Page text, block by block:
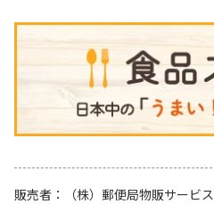
販売者
（株）郵便局物販サービス